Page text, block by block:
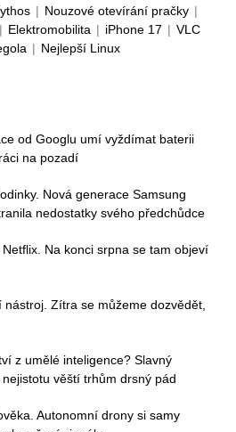
| Nouzové otevírání pračky |
| Elektromobilita | iPhone 17 | VLC
| Nejlepší Linux
od Googlu umí vyždímat baterii
na pozadí
Nová generace Samsung
nedostatky svého předchůdce
Na konci srpna se tam objeví
Zítra se můžeme dozvědět,
z umělé inteligence? Slavný
věští trhům drsný pád
Autonomní drony si samy